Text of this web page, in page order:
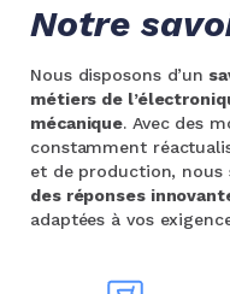
Notre
Nous disposons d’un
métiers de
mécanique. Avec des
constamment
et de production, nous
des réponses
adaptées à vos